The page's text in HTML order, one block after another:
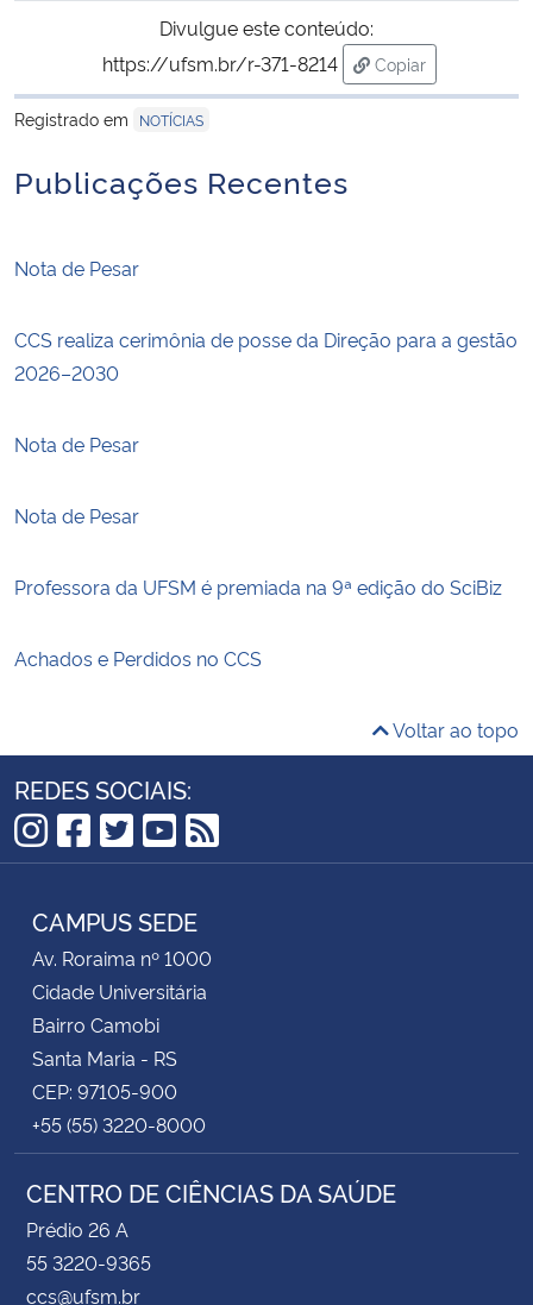
Divulgue este conteúdo:
https://ufsm.br/r-371-8214
Copiar
para área de
Registrado em
NOTÍCIAS
Publicações Recentes
Nota de Pesar
CCS realiza cerimônia de posse da Direção para a gestão
2026–2030
Nota de Pesar
Nota de Pesar
Professora da UFSM é premiada na 9ª edição do SciBiz
Achados e Perdidos no CCS
Voltar ao topo
REDES SOCIAIS:
Instagram
Facebook
Twitter
YouTube
RSS
CAMPUS SEDE
Av. Roraima nº 1000
Cidade Universitária
Bairro Camobi
Santa Maria - RS
CEP: 97105-900
+55 (55) 3220-8000
CENTRO DE CIÊNCIAS DA SAÚDE
Prédio 26 A
55 3220-9365
ccs@ufsm.br